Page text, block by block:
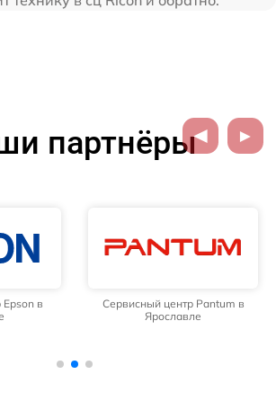
партнёры
в
Сервисный центр Pantum в
Ярославле